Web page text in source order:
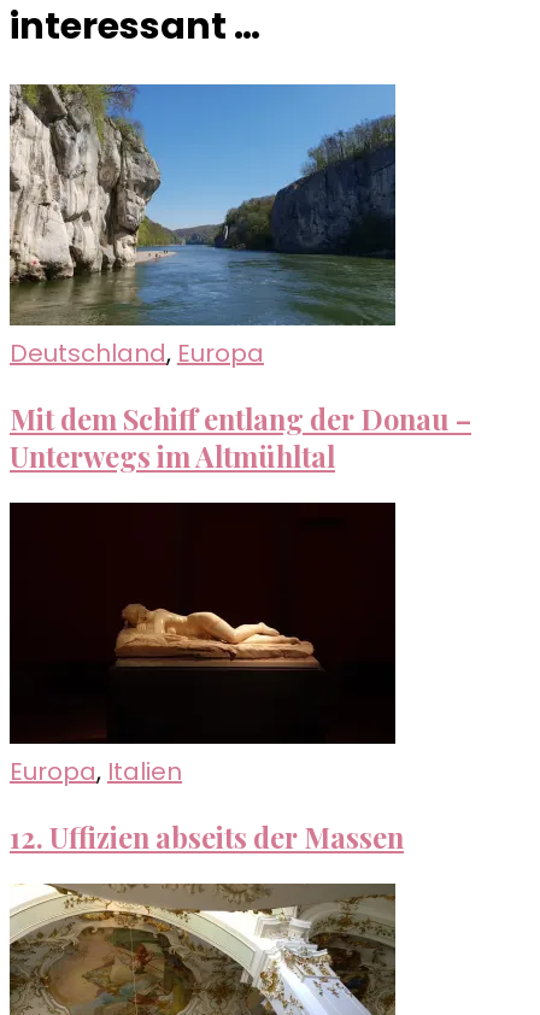
interessant …
Deutschland, Europa
Mit dem Schiff entlang der Donau –
Unterwegs im Altmühltal
Europa, Italien
12. Uffizien abseits der Massen